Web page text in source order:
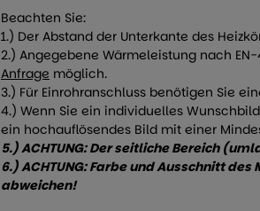
Beachten Sie:
1.) Der Abstand der Unterkante des
2.) Angegebene Wärmeleistung nach
Anfrage möglich.
3.) Für Einrohranschluss benötigen Sie
4.) Wenn Sie ein individuelles
ein hochauflösendes Bild mit einer
5.) ACHTUNG: Der seitliche Bereich
6.) ACHTUNG: Farbe und Ausschnitt
abweichen!